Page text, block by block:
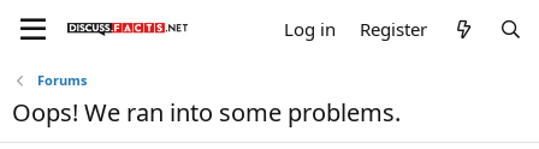
Log in Register
Forums
Oops! We ran into some problems.